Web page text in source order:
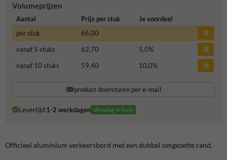
Volumeprijzen
Aantal Prijs per stuk
Je voordeel
per stuk
66,00
vanaf 5 stuks
62,70 5,0%
vanaf 10 stuks
59,40 10,0%
product doorsturen per e-mail
Levertijd:1-2 werkdagen dinsdag in huis
Officieel aluminium verkeersbord met een dubbel omgezette rand.